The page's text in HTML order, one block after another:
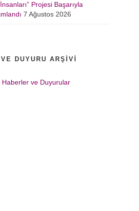
Projesi Başarıyla
7 Ağustos 2026
DUYURU ARŞIVI
Haberler ve Duyurular